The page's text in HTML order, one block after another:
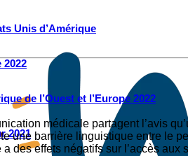
Unis d’Amérique
2022
de l’Ouest et l’Europe 2022
2021
médicale partagent l’avis
une barrière linguistique entre le
des effets négatifs sur l’accès